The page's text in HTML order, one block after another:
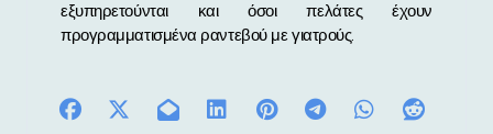
εξυπηρετούνται και όσοι πελάτες έχουν
προγραμματισμένα ραντεβού με γιατρούς.